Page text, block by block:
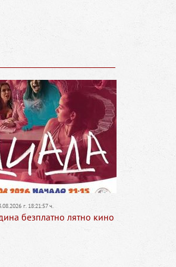
ОБЛАСТ • 03.08.2026 г. 18:11:56 ч.
Свободни работни места в област